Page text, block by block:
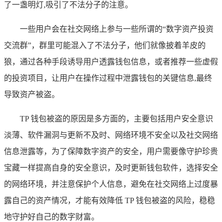
了一盏明灯,吸引了不法分子的注意。
一些用户会在社交网络上参与一些所谓的“数字资产投资
交流群”，群里可能混入了不法分子，他们就像披着羊皮的
狼，通过各种手段诱导用户透露钱包信息，或者推荐一些虚假
的投资项目，让用户在操作过程中泄露钱包的关键信息,最终
导致资产被盗。
TP 钱包被盗的原因是多方面的，主要包括用户安全意识
淡薄、软件漏洞与更新不及时、网络环境不安全以及社交网络
信息泄露等，为了保障数字资产的安全，用户需要像守护珍贵
宝藏一样提高自身的安全意识，及时更新钱包软件，选择安全
的网络环境，并注意保护个人信息，避免在社交网络上过度暴
露自己的资产情况，才能有效降低 TP 钱包被盗的风险，稳稳
地守护好自己的数字财富。